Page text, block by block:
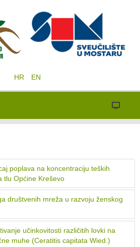
HR EN
poplava na koncentraciju teških
tlu Općine Kreševo
društvenih mreža u razvoju ženskog
učinkovitosti različitih lovki na
muhe (Ceratitis capitata Wied.)